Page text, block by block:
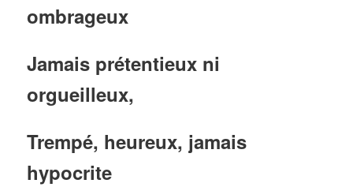
ombrageux
Jamais prétentieux ni
orgueilleux,
Trempé, heureux, jamais
hypocrite